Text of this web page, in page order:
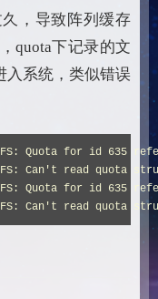
，导致阵列缓存
quota下记录的文
入系统，类似错误
Quota for id 635
Can't read quota
Quota for id 635
Can't read quota